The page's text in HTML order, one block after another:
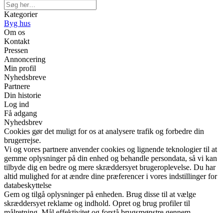
Kategorier
Byg hus
Om os
Kontakt
Pressen
Annoncering
Min profil
Nyhedsbreve
Partnere
Din historie
Log ind
Få adgang
Nyhedsbrev
Cookies gør det muligt for os at analysere trafik og forbedre din
brugerrejse.
Vi og vores partnere anvender cookies og lignende teknologier til at
gemme oplysninger på din enhed og behandle persondata, så vi kan
tilbyde dig en bedre og mere skræddersyet brugeroplevelse. Du har
altid mulighed for at ændre dine præferencer i vores indstillinger for
databeskyttelse
Gem og tilgå oplysninger på enheden. Brug disse til at vælge
skræddersyet reklame og indhold. Opret og brug profiler til